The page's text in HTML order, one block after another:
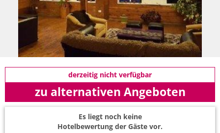
derzeitig nicht verfügbar
zu alternativen Angeboten
Es liegt noch keine
Hotelbewertung der Gäste vor.